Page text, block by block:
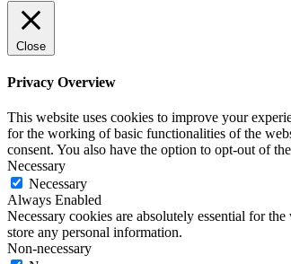
Close
Privacy Overview
This website uses cookies to improve your
for the working of basic functionalities of the
consent. You also have the option to opt-out of
Necessary
Necessary
Always Enabled
Necessary cookies are absolutely essential for
store any personal information.
Non-necessary